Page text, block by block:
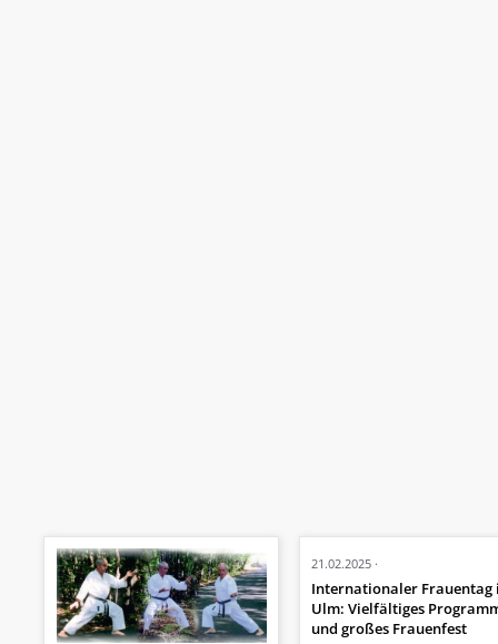
21.02.2025
Internationaler Frauentag
Ulm: Vielfältiges
und großes Frauenfest